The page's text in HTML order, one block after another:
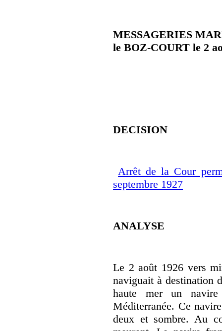
MESSAGERIES
le BOZ-COURT le 2
DECISION
Arrêt de la Cour
septembre 1927
ANALYSE
Le 2 août 1926 vers
naviguait à destination
haute mer un
Méditerranée. Ce
deux et sombre. Au